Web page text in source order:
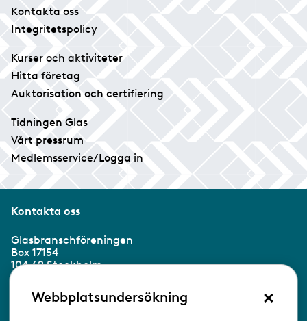
Kontakta oss
Integritetspolicy
Kurser och aktiviteter
Hitta företag
Auktorisation och certifiering
Tidningen Glas
Vårt pressrum
Medlemsservice/Logga in
Kontakta oss
Glasbranschföreningen
Box 17154
104 62 Stockholm
Besöksadress:
Ringvägen 100
Webbplatsundersökning ×